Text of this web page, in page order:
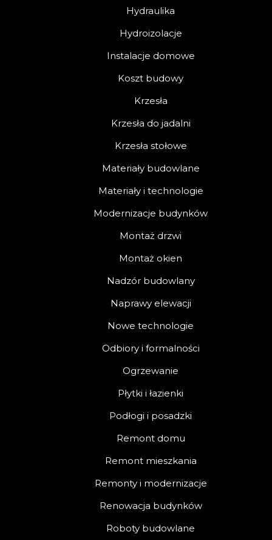
Hydraulika
Hydroizolacje
Instalacje domowe
Koszt budowy
Krzesła
Krzesła do jadalni
Krzesła stołowe
Materiały budowlane
Materiały i technologie
Modernizacje budynków
Montaż drzwi
Montaż okien
Nadzór budowlany
Naprawy elewacji
Nowe technologie
Odbiory i formalności
Ogrzewanie
Płytki i łazienki
Podłogi i posadzki
Remont domu
Remont mieszkania
Remonty i modernizacje
Renowacja budynków
Roboty budowlane